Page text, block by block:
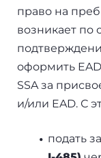
право на
возникает по
оформить
SSA за
и/или EAD. С
подать